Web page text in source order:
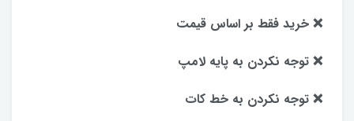
❌ خرید فقط بر اساس قیمت
❌ توجه نکردن به پایه لامپ
❌ توجه نکردن به خط کات